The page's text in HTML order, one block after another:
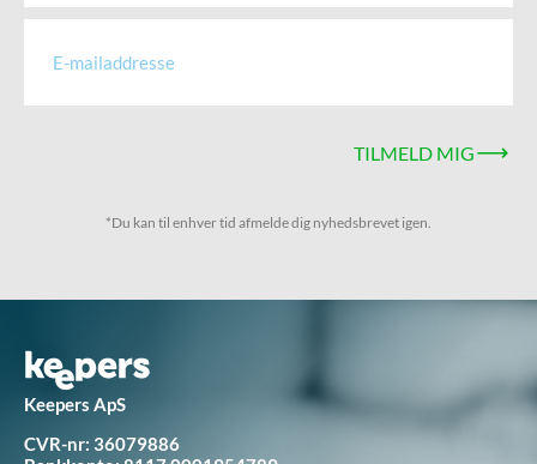
TILMELD MIG
*Du kan til enhver tid afmelde dig nyhedsbrevet igen.
Keepers ApS
CVR-nr: 36079886